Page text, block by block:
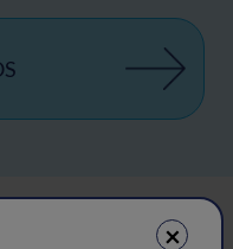
×